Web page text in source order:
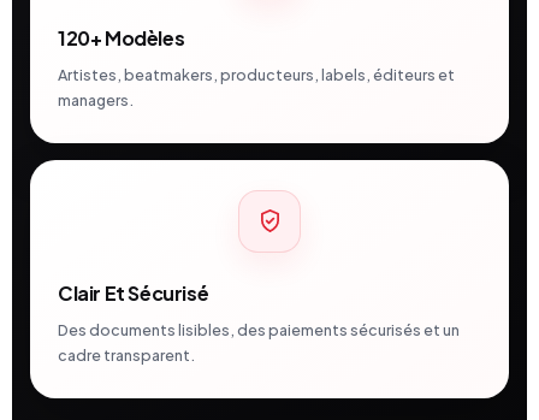
120+ Modèles
Artistes, beatmakers, producteurs, labels, éditeurs et
managers.
Clair Et Sécurisé
Des documents lisibles, des paiements sécurisés et un
cadre transparent.